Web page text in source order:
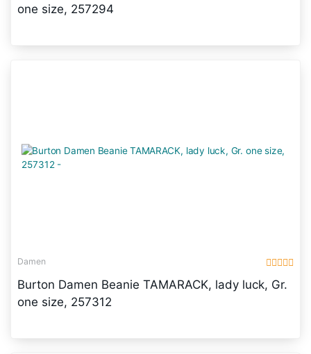
one size, 257294
Damen
Burton Damen Beanie TAMARACK, lady luck, Gr.
one size, 257312